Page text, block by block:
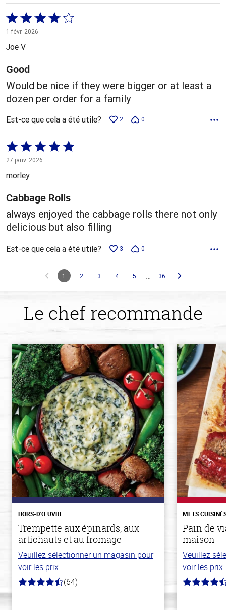
Coté
4 sur
5
1 févr. 2026
Joe V
Good
Would be nice if they were bigger or at least a
dozen per order for a family
Est-ce que cela a été utile? 2 0
Coté
5 sur
27 janv. 2026
morley
Cabbage Rolls
always enjoyed the cabbage rolls there not only
delicious but also filling
Est-ce que cela a été utile? 3 0
1 2 3 4 5 … 36
Le chef recommande
HORS-D'ŒUVRE
Trempette aux épinards, aux
artichauts et au fromage
Veuillez sélectionner un magasin pour
voir les prix.
4.4
(64)
METS
Pain de
maison
Veuillez
voir les prix.
4.3